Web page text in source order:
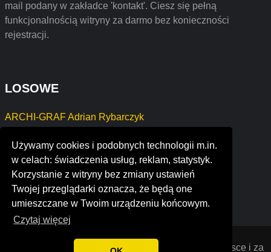
Używamy cookies i podobnych technologii m.in.
w celach: świadczenia usług, reklam, statystyk.
Korzystanie z witryny bez zmiany ustawień
Twojej przeglądarki oznacza, że będą one
umieszczane w Twoim urządzeniu końcowym.
Czytaj więcej
mail podany w zakładce 'kontakt'. Ciesz się pełną
funkcjonalnością witryny za darmo bez konieczności
rejestracji.
LOSOWE
ARCHI-GRAF Adrian Rybarczyk
shamrock carpet care
es collection
turetos tecnologia
joe kohl studio
© 2022 Opinie o firmach założonych w Polsce i za